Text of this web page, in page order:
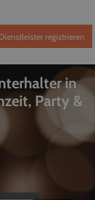
registrieren
in
Party &